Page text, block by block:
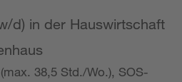
d) in der Hauswirtschaft
38,5 Std./Wo.), SOS-